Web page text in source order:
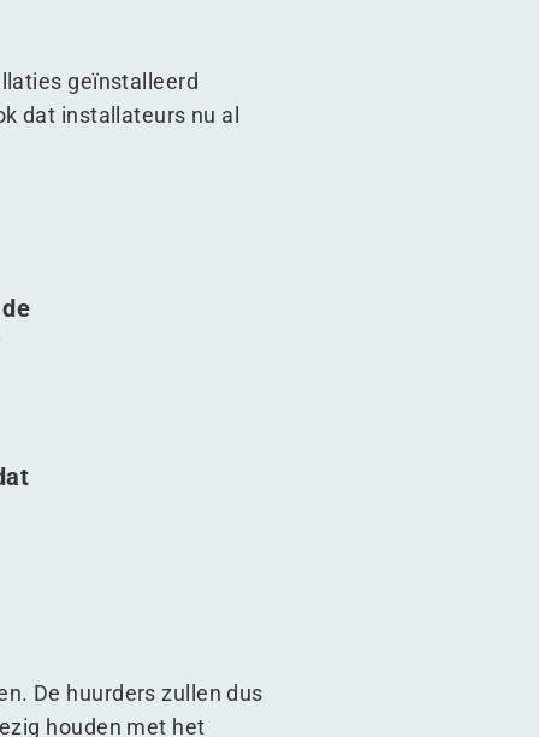
geïnstalleerd
dat installateurs nu al
De huurders zullen dus
houden met het